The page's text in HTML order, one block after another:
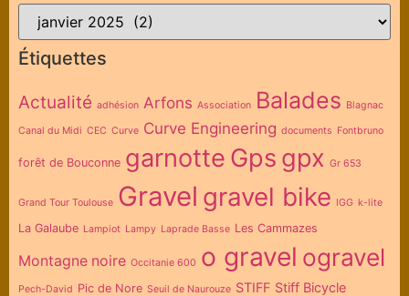
Étiquettes
Actualité adhésion Arfons Association Balades Blagnac
Canal du Midi CEC Curve Curve Engineering documents Fontbruno
forêt de Bouconne garnotte Gps gpx Gr 653
Grand Tour Toulouse Gravel gravel bike IGG k-lite
La Galaube Lampiot Lampy Laprade Basse Les Cammazes
Montagne noire Occitanie 600 o gravel ogravel
Pech-David Pic de Nore Seuil de Naurouze STIFF Stiff Bicycle